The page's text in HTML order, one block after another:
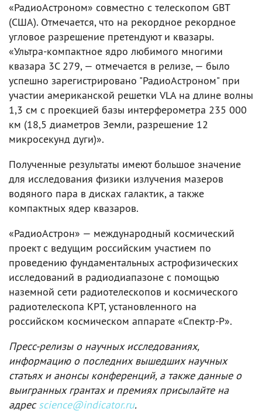
«РадиоАстроном» совместно с телескопом GBT
(США). Отмечается, что на рекордное рекордное
угловое разрешение претендуют и квазары.
«Ультра-компактное ядро любимого многими
квазара 3C 279, — отмечается в релизе, — было
успешно зарегистрировано "РадиоАстроном" при
участии американской решетки VLA на длине волны
1,3 см с проекцией базы интерферометра 235 000
км (18,5 диаметров Земли, разрешение 12
микросекунд дуги)».
Полученные результаты имеют большое значение
для исследования физики излучения мазеров
водяного пара в дисках галактик, а также
компактных ядер квазаров.
«РадиоАстрон» — международный космический
проект с ведущим российским участием по
проведению фундаментальных астрофизических
исследований в радиодиапазоне с помощью
наземной сети радиотелескопов и космического
радиотелескопа КРТ, установленного на
российском космическом аппарате «Спектр-Р».
Пресс-релизы о научных исследованиях,
информацию о последних вышедших научных
статьях и анонсы конференций, а также данные о
выигранных грантах и премиях присылайте на
адресscience@indicator.ru.